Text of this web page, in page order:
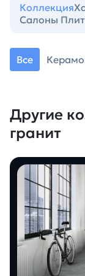
Коллекция
Салоны
Все
Другие
гранит